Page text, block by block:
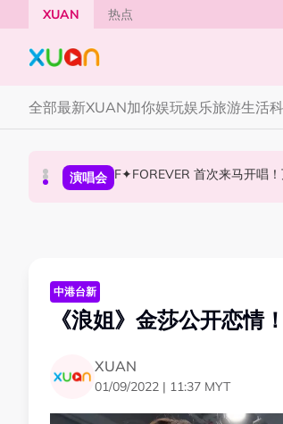
Skip to main content
XUAN 热点
全部最新XUAN加你娱玩娱乐旅游生活
国际星闻 张员瑛频陷耍大牌争议！首
演唱会 F✦FOREVER 首次来马开唱
国际星闻 CORTIS MARTIN一开口就
中港台新
《浪姐》金莎公开恋情
XUAN
01/09/2022 | 11:37 MYT